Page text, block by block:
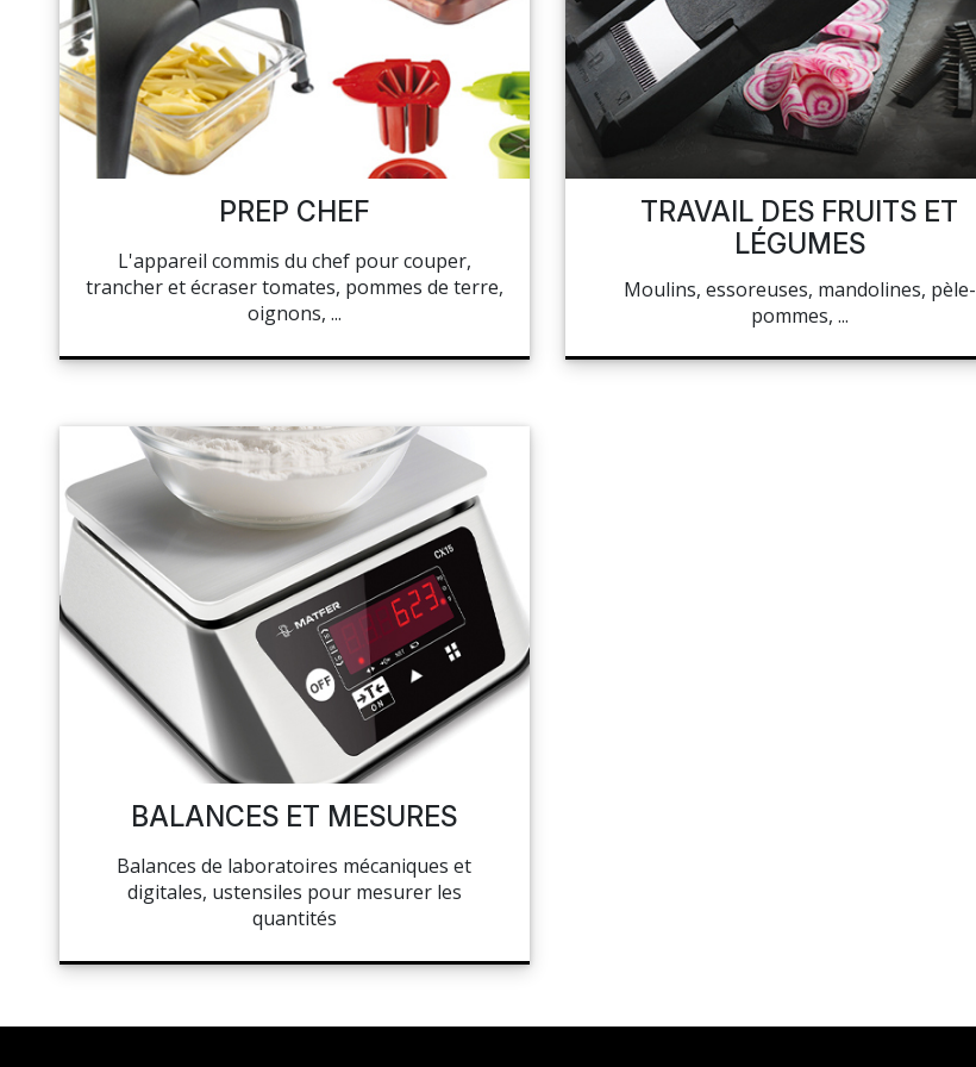
PÂTISSERIE
SUCRE ET GLACE
LA BOUTIQUE
ET MANUTENTION
HYGIÈNE ET ENTRETIEN
LIBRAIRIE
LE BUFFET
NAPPAGE ET SERVIETTES
CUISSON ET PRÉPARATION
HYGIÈNE
MON COMPTE
MES LISTES
MA COMMANDE
CHEF'S LIST
RÉSEAUX SOCIAUX
PREP CHEF
L'appareil commis du chef pour couper,
trancher et écraser tomates, pommes de terre,
oignons, ...
TRAVAIL DES FRUITS ET
LÉGUMES
Moulins, essoreuses, mandolines, pèle-
pommes, ...
BALANCES ET MESURES
Balances de laboratoires mécaniques et
digitales, ustensiles pour mesurer les
quantités